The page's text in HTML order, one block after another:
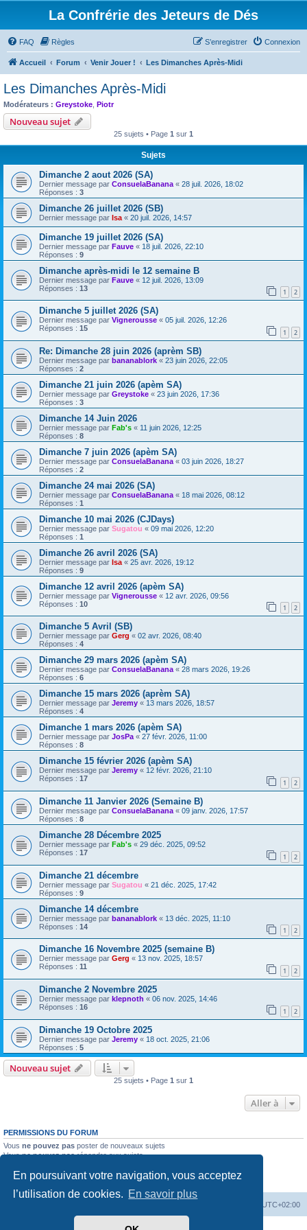
En poursuivant votre navigation, vous acceptez
l’utilisation de cookies. En savoir plus
La Confrérie des Jeteurs de Dés
FAQ Règles Connexion
S’enregistrer
Accueil Forum Venir Jouer ! Les Dimanches Après-Midi
Les Dimanches Après-Midi
Modérateurs : Greystoke Piotr
Nouveau sujet
25 sujets • Page 1 sur 1
Sujets
Dimanche 2 aout 2026 (SA)
Dernier message par ConsuelaBanana « 28 juil. 2026, 18:02
Réponses : 3
Dimanche 26 juillet 2026 (SB)
Dernier message par Isa « 20 juil. 2026, 14:57
Dimanche 19 juillet 2026 (SA)
Dernier message par Fauve « 18 juil. 2026, 22:10
Réponses : 9
Dimanche après-midi le 12 semaine B
Dernier message par Fauve « 12 juil. 2026, 13:09
Réponses : 13 1 2
Dimanche 5 juillet 2026 (SA)
Dernier message par Vignerousse « 05 juil. 2026, 12:26
Réponses : 15 1 2
Re: Dimanche 28 juin 2026 (aprèm SB)
Dernier message par bananablork « 23 juin 2026, 22:05
Réponses : 2
Dimanche 21 juin 2026 (apèm SA)
Dernier message par Greystoke « 23 juin 2026, 17:36
Réponses : 3
Dimanche 14 Juin 2026
Dernier message par Fab's « 11 juin 2026, 12:25
Réponses : 8
Dimanche 7 juin 2026 (apèm SA)
Dernier message par ConsuelaBanana « 03 juin 2026, 18:27
Réponses : 2
Dimanche 24 mai 2026 (SA)
Dernier message par ConsuelaBanana « 18 mai 2026, 08:12
Réponses : 1
Dimanche 10 mai 2026 (CJDays)
Dernier message par Sugatou « 09 mai 2026, 12:20
Réponses : 1
Dimanche 26 avril 2026 (SA)
Dernier message par Isa « 25 avr. 2026, 19:12
Réponses : 9
Dimanche 12 avril 2026 (apèm SA)
Dernier message par Vignerousse « 12 avr. 2026, 09:56
Réponses : 10 1 2
Dimanche 5 Avril (SB)
Dernier message par Gerg « 02 avr. 2026, 08:40
Réponses : 4
Dimanche 29 mars 2026 (apèm SA)
Dernier message par ConsuelaBanana« 28 mars 2026, 19:26
Réponses : 6
Dimanche 15 mars 2026 (aprèm SA)
Dernier message par Jeremy « 13 mars 2026, 18:57
Réponses : 4
Dimanche 1 mars 2026 (apèm SA)
Dernier message par JosPa« 27 févr. 2026, 11:00
Réponses : 8
Dimanche 15 février 2026 (apèm SA)
Dernier message par Jeremy « 12 févr. 2026, 21:10
Réponses : 17 1 2
Dimanche 11 Janvier 2026 (Semaine B)
Dernier message par ConsuelaBanana « 09 janv. 2026, 17:57
Réponses : 8
Dimanche 28 Décembre 2025
Dernier message par Fab's « 29 déc. 2025, 09:52
Réponses : 17 1 2
Dimanche 21 décembre
Dernier message par Sugatou « 21 déc. 2025, 17:42
Réponses : 9
Dimanche 14 décembre
Dernier message par bananablork « 13 déc. 2025, 11:10
Réponses : 14 1 2
Dimanche 16 Novembre 2025 (semaine B)
Dernier message par Gerg « 13 nov. 2025, 18:57
Réponses : 11 1 2
Dimanche 2 Novembre 2025
Dernier message par klepnoth « 06 nov. 2025, 14:46
Réponses : 16 1 2
Dimanche 19 Octobre 2025
Dernier message par Jeremy « 18 oct. 2025, 21:06
Réponses : 5
Nouveau sujet
25 sujets • Page 1 sur 1
Aller à
PERMISSIONS DU FORUM
Vous ne pouvez pas poster de nouveaux sujets
Vousne pouvez pasrépondre aux sujets
Vousne pouvez passupprimer vos messages
ne pouvez pas joindre des fichiers
UTC+02:00